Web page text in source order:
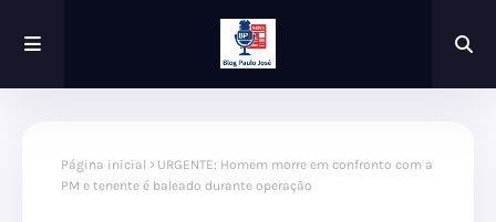
Página inicial
URGENTE: Homem morre em confronto com a
PM e tenente é baleado durante operação